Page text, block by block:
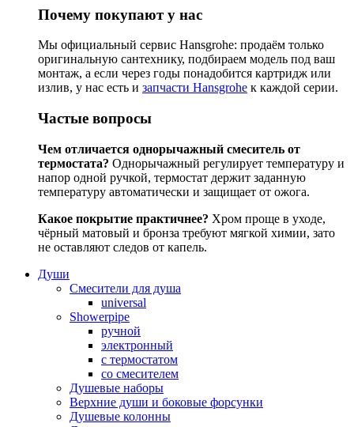
Почему покупают у нас
Мы официальный сервис Hansgrohe: продаём только
оригинальную сантехнику, подбираем модель под ваш
монтаж, а если через годы понадобится картридж или
излив, у нас есть и запчасти Hansgrohe к каждой серии.
Частые вопросы
Чем отличается однорычажный смеситель от
термостата? Однорычажный регулирует температуру и
напор одной ручкой, термостат держит заданную
температуру автоматически и защищает от ожога.
Какое покрытие практичнее? Хром проще в уходе,
чёрный матовый и бронза требуют мягкой химии, зато
не оставляют следов от капель.
Души
Смесители для душа
universal
Showerpipe
ручной
электронный
с термостатом
со смесителем
Душевые наборы
Верхние души и боковые форсунки
Душевые колонны